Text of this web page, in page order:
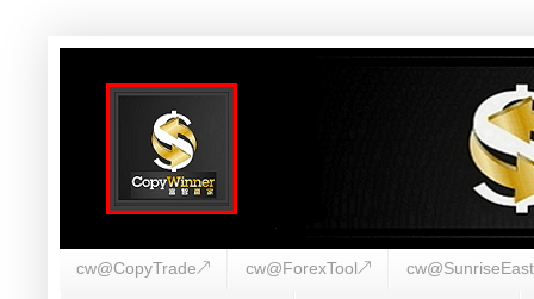
cw@CopyTrade↗ cw@ForexTool↗